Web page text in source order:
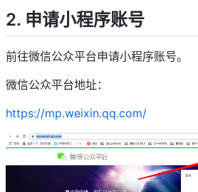
2. 申请小程序账号
前往微信公众平台申请小程序账号。
微信公众平台地址：
https://mp.weixin.qq.com/